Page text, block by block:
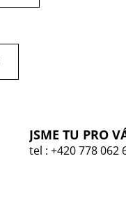
JSME TU PRO
tel : +420 778 062